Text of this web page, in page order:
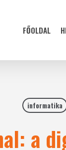
FŐOLDAL
informatika
a